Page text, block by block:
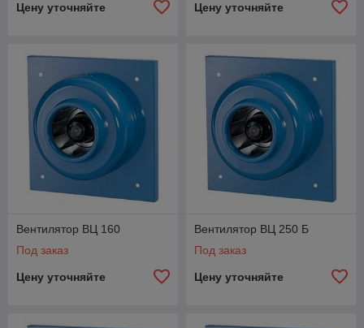
Цену уточняйте Цену уточняйте
Вентилятор ВЦ 160
Под заказ
Цену уточняйте
Вентилятор ВЦ 250 Б
Под заказ
Цену уточняйте